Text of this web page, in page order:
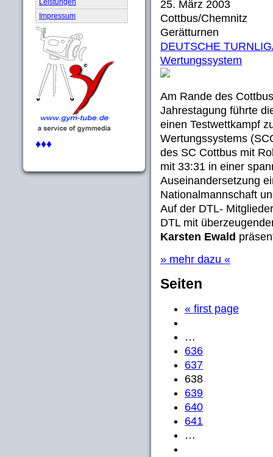
Leistungen
Impressum
♦♦♦
25. März 2003
Cottbus/Chemnitz
Gerätturnen
DEUTSCHE
Wertungssystem
Am Rande des
Jahrestagung führte
einen Testwettkampf
Wertungssystems
des SC Cottbus mit
mit 33:31 in einer
Auseinandersetzung
Nationalmannschaft
Auf der DTL-
DTL mit
Karsten Ewald
» mehr dazu «
Seiten
« first page
…
636
637
638
639
640
641
…